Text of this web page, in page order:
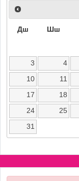
Дш Шш
3
4
10
11
17
18
24
25
31